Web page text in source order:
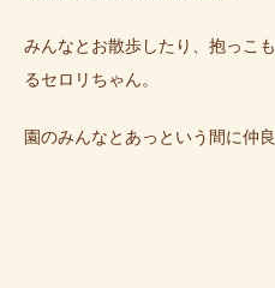
みんなとお散歩したり、抱っこ
るセロリちゃん。
園のみんなとあっという間に仲